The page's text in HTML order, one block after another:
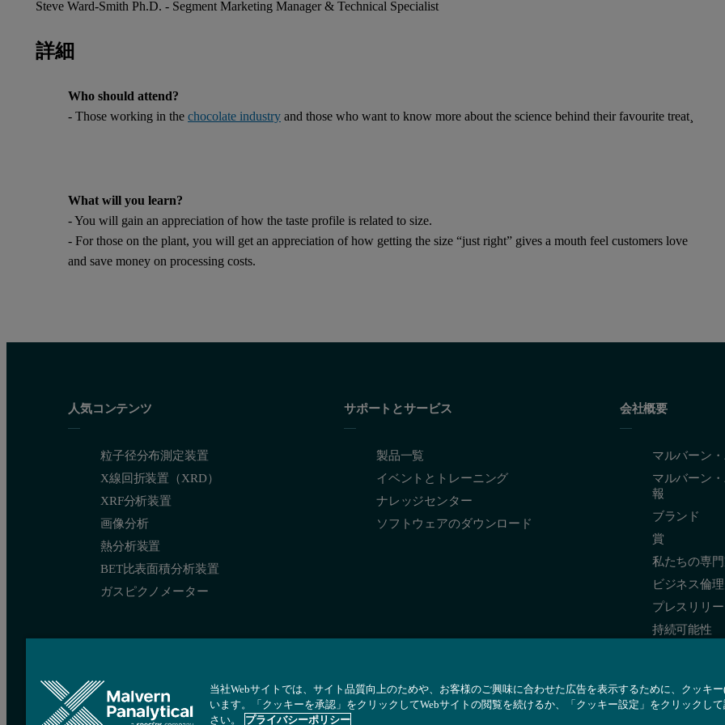
Steve Ward-Smith Ph.D. - Segment Marketing Manager & Technical Specialist
詳細
Who should attend?
- Those working in the chocolate industry and those who want to know more about the science behind their favourite treat¸
What will you learn?
- You will gain an appreciation of how the taste profile is related to size.
- For those on the plant, you will get an appreciation of how getting the size “just right” gives a mouth feel customers love
and save money on processing costs.
人気コンテンツ
粒子径分布測定装置
X線回折装置（XRD）
XRF分析装置
画像分析
熱分析装置
BET比表面積分析装置
ガスピクノメーター
サポートとサービス
製品一覧
イベントとトレーニング
ナレッジセンター
ソフトウェアのダウンロード
会社概要
マルバーン
マルバーン
報
ブランド
賞
私たちの専
ビジネス倫
プレスリリ
持続可能性
当社Webサイトでは、サイト品質向上のためや、お客様のご興味に合わせた広告を表示するために、クッキ
います。「クッキーを承認」をクリックしてWebサイトの閲覧を続けるか、「クッキー設定」をクリックし
さい。
プライバシーポリシー